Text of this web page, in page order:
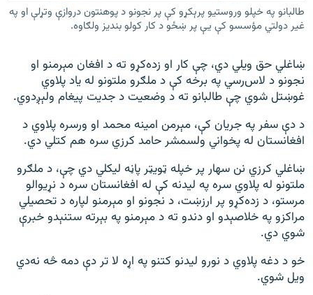
طالبانو په خپلو وروستيو پرېکړو کې پر نجونو د پوهنتون دروازې وتړلې او په
غير دولتي مؤسسو کې يې پر ښځو د کار کولو بنديز ولګاوه.
ښاغلي حق ویلي دي، چې کار او زده‌کړو ته د افغان مېرمنو او
نجونو د لاس‌رسي په برخه کې د ملګرو ملتونو له یاد پلاوي
غوښتل شوي چې طالبانو ته د وضعیت د جدیت پیغام ولېږدوي.
د دې سفر په جریان کې، مېرمن امینه محمد او ورسره پلاوي د
افغانستان له پخواني ولسمشر حامد کرزي سره هم کتلي دي.
ښاغلي کرزي نن سهار پر خپله ټویټر پاڼه لیکلي دي چې، د ملګرو
ملتونو له پلاوي سره په لیدنه کې له افغانستان سره د نړیوالو
مرستو، د زده‌کړو پر ارزښت، د نجونو او مېرمنو لپاره د تحصیلي
مراکزو په خلاصېدو او دندو ته د مېرمنو په بېرته ستنېدو خبرې
شوي دي.
خو د دغه پلاوي د نورو لیدنو کتنو په اړه لا تر دې دمه څه نه‌دي
ویل شوي.